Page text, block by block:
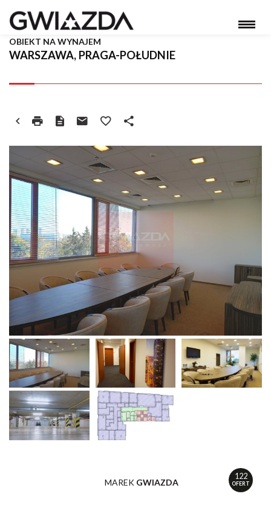
WARSZAWA, PRAGA-POŁUDNIE
OBIEKT NA WYNAJEM
122
OFERT
MAREK GWIAZDA